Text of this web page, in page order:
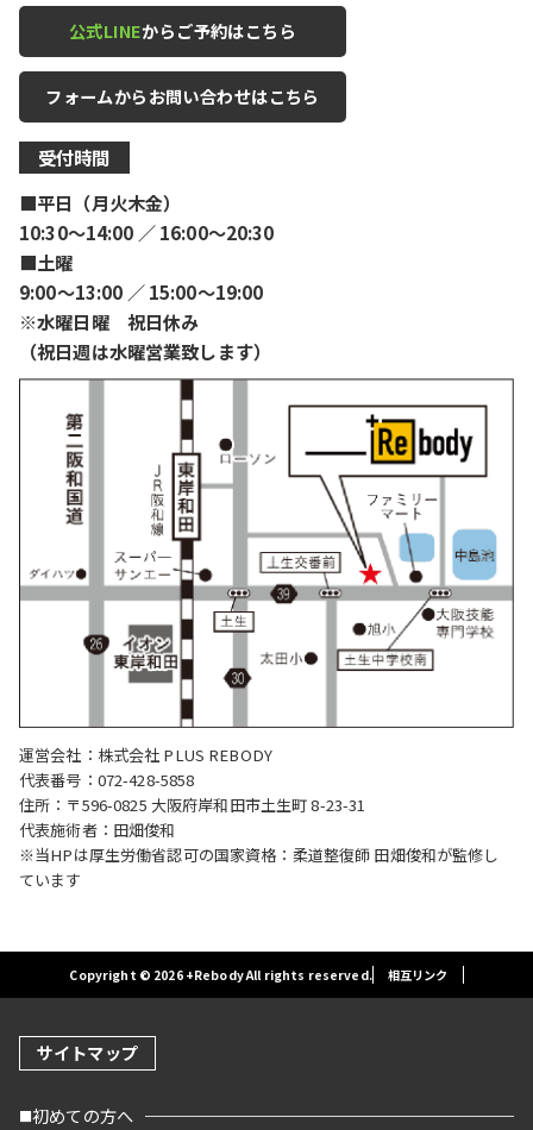
公式LINEからご予約はこちら
フォームからお問い合わせはこちら
受付時間
■平日（月火木金）
10:30〜14:00 ／ 16:00〜20:30
■土曜
9:00〜13:00 ／ 15:00〜19:00
※水曜日曜 祝日休み
（祝日週は水曜営業致します）
運営会社：株式会社 PLUS REBODY
代表番号：072-428-5858
住所：〒596-0825 大阪府岸和田市土生町 8-23-31
代表施術者：田畑俊和
※当HPは厚生労働省認可の国家資格：柔道整復師 田畑俊和が監修し
ています
Copyright © 2026 +Rebody All rights reserved. 相互リンク
サイトマップ
初めての方へ